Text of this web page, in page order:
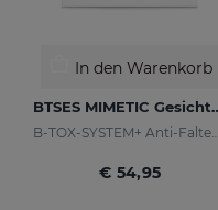
In den Warenkorb
BTSES
€ 54,95